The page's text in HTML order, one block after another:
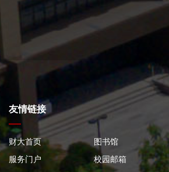
友情链接
财大首页
图书馆
服务门户
校园邮箱